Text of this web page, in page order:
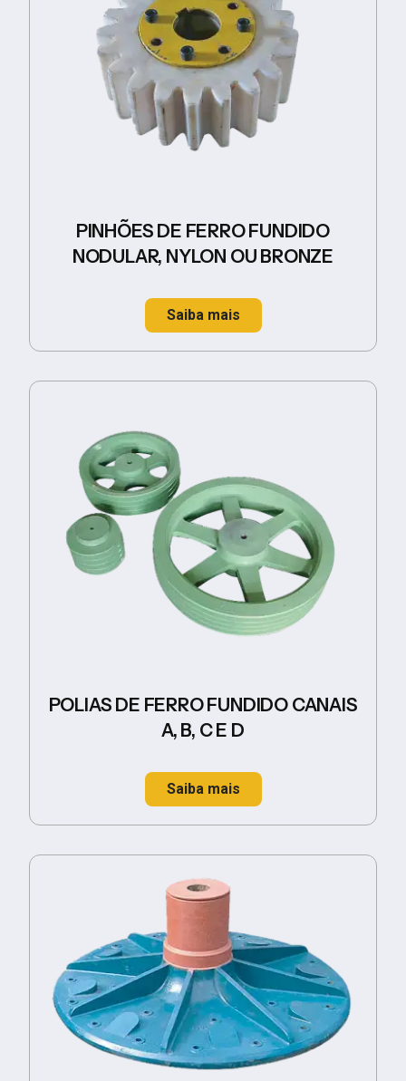
PINHÕES DE FERRO FUNDIDO
NODULAR, NYLON OU BRONZE
Saiba mais
POLIAS DE FERRO FUNDIDO CANAIS
A, B, C E D
Saiba mais